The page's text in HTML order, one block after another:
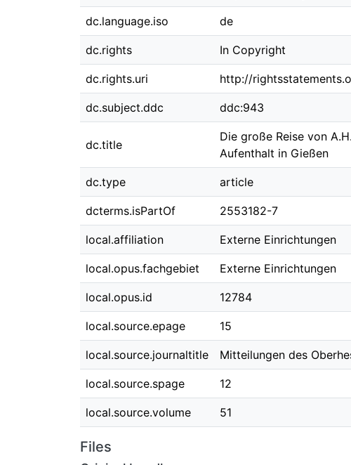
dc.language.iso de
dc.rights In Copyright
dc.rights.uri http://
dc.subject.ddc ddc:943
dc.title
Die große Reise von
Aufenthalt in Gießen
dc.type article
dcterms.isPartOf 2553182-7
local.affiliation Externe Einrichtungen
local.opus.fachgebiet Externe Einrichtungen
local.opus.id 12784
local.source.epage 15
local.source.journaltitle Mitteilungen des
local.source.spage 12
local.source.volume 51
Files